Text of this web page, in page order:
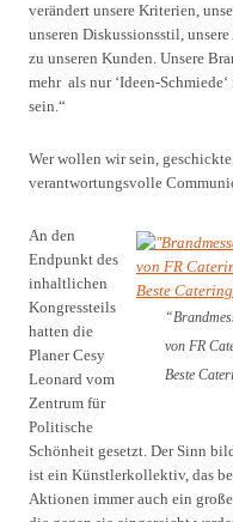
verändert unsere Kriterien,
unseren Diskussionsstil,
zu unseren Kunden. Unsere
mehr als nur ‘Ideen-
sein.“
Wer wollen wir sein,
verantwortungsvolle
von FR
Beste
An den
Endpunkt des
inhaltlichen
Kongressteils
hatten die
Planer Cesy
Leonard vom
Zentrum für
Politische
Schönheit gesetzt. Der Sinn
ist ein Künstlerkollektiv, das
Aktionen immer auch ein